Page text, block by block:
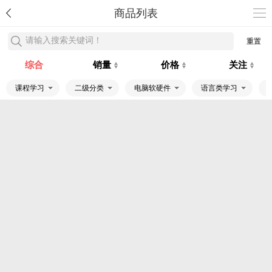
商品列表
请输入搜索关键词！ 重置
综合 销量 价格 关注
课程学习 二级分类 电脑软硬件 语言类学习